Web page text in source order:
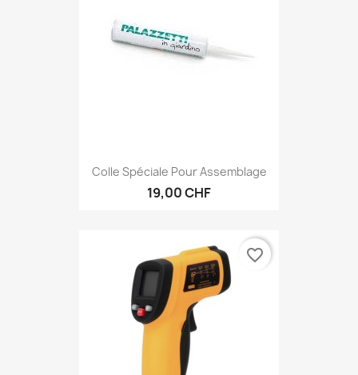
Colle Spéciale Pour Assemblage
19,00 CHF
favorite_border